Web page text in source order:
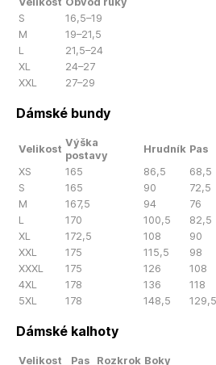
S
16,5–19
M
19–21,5
L
21,5–24
XL
24–27
XXL
27–29
Dámské bundy
Velikost
Výška
postavy
Hrudník Pas
XS
165 86,5 68,5
S
165 90 72,5
M
167,5 94 76
L
170 100,5 82,5
XL
172,5 108 90
XXL
175 115,5 98
XXXL
175 126 108
4XL
178 136 118
5XL
178 148,5 129,5
Dámské kalhoty
Velikost Pas Rozkrok Boky